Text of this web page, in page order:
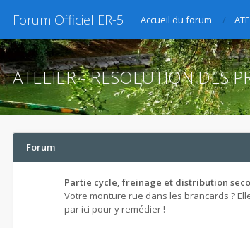
Forum Officiel ER-5 Accueil du forum
ATELIER - RESOLUTION DES
Forum
Partie cycle, freinage et distribution
Votre monture rue dans les brancards ?
par ici pour y remédier !